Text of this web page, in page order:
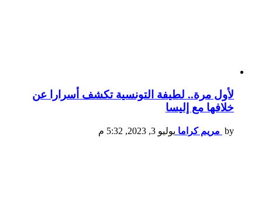
لأول مرة.. لطيفة التونسية تكشف أسرارا عن
خلافها مع إليسا
by مريم كراما يوليو 3, 2023, 5:32 م